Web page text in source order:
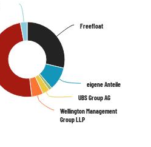
Freefloat
Freefloat
eigene Anteile
eigene Anteile
UBS Group AG
UBS Group AG
Wellington Management
Group LLP
Wellington Management
Group LLP